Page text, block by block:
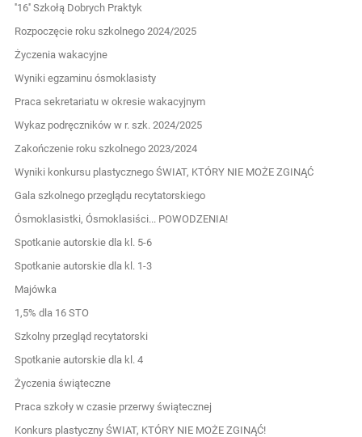
''16'' Szkołą Dobrych Praktyk
Rozpoczęcie roku szkolnego 2024/2025
Życzenia wakacyjne
Wyniki egzaminu ósmoklasisty
Praca sekretariatu w okresie wakacyjnym
Wykaz podręczników w r. szk. 2024/2025
Zakończenie roku szkolnego 2023/2024
Wyniki konkursu plastycznego ŚWIAT, KTÓRY NIE MOŻE ZGINĄĆ
Gala szkolnego przeglądu recytatorskiego
Ósmoklasistki, Ósmoklasiści... POWODZENIA!
Spotkanie autorskie dla kl. 5-6
Spotkanie autorskie dla kl. 1-3
Majówka
1,5% dla 16 STO
Szkolny przegląd recytatorski
Spotkanie autorskie dla kl. 4
Życzenia świąteczne
Praca szkoły w czasie przerwy świątecznej
Konkurs plastyczny ŚWIAT, KTÓRY NIE MOŻE ZGINĄĆ!